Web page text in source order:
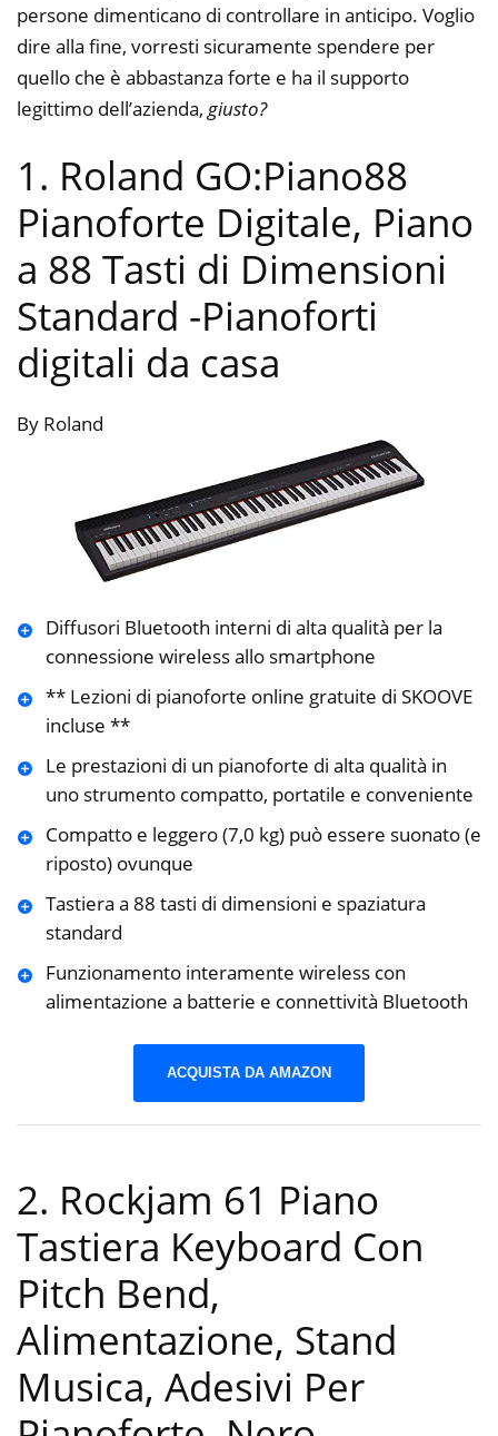
persone dimenticano di controllare in anticipo. Voglio
dire alla fine, vorresti sicuramente spendere per
quello che è abbastanza forte e ha il supporto
legittimo dell’azienda, giusto?
1. Roland GO:Piano88
Pianoforte Digitale, Piano
a 88 Tasti di Dimensioni
Standard -Pianoforti
digitali da casa
By Roland
Diffusori Bluetooth interni di alta qualità per la
connessione wireless allo smartphone
** Lezioni di pianoforte online gratuite di SKOOVE
incluse **
Le prestazioni di un pianoforte di alta qualità in
uno strumento compatto, portatile e conveniente
Compatto e leggero (7,0 kg) può essere suonato (e
riposto) ovunque
Tastiera a 88 tasti di dimensioni e spaziatura
standard
Funzionamento interamente wireless con
alimentazione a batterie e connettività Bluetooth
ACQUISTA DA AMAZON
2. Rockjam 61 Piano
Tastiera Keyboard Con
Pitch Bend,
Alimentazione, Stand
Musica, Adesivi Per